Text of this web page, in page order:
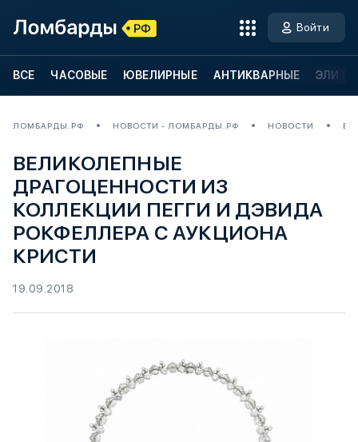
Войти
ВСЕ ЧАСОВЫЕ ЮВЕЛИРНЫЕ АНТИКВАРНЫЕ
ЛОМБАРДЫ.РФ НОВОСТИ - ЛОМБАРДЫ.РФ НОВОСТИ
ВЕЛИКОЛЕПНЫЕ
ДРАГОЦЕННОСТИ ИЗ
КОЛЛЕКЦИИ ПЕГГИ И ДЭВИДА
РОКФЕЛЛЕРА С АУКЦИОНА
КРИСТИ
19.09.2018